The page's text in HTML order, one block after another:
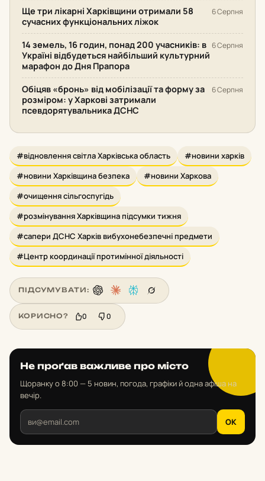
Ще три лікарні Харківщини отримали 58
сучасних функціональних ліжок
6 Серпня
14 земель, 16 годин, понад 200 учасників: в
Україні відбудеться найбільший культурний
марафон до Дня Прапора
6 Серпня
Обіцяв «бронь» від мобілізації та форму за
розміром: у Харкові затримали
псевдорятувальника ДСНС
6 Серпня
#відновлення світла Харківська область
#новини харків
#новини Харківщина безпека
#новини Харкова
#очищення сільгоспугідь
#розмінування Харківщина підсумки тижня
#сапери ДСНС Харків вибухонебезпечні предмети
#Центр координації протимінної діяльності
ПІДСУМУВАТИ:
КОРИСНО? 0 0
Не проґав важливе про місто
Щоранку о 8:00 — 5 новин, погода, графіки й одна афіша на
вечір.
OK